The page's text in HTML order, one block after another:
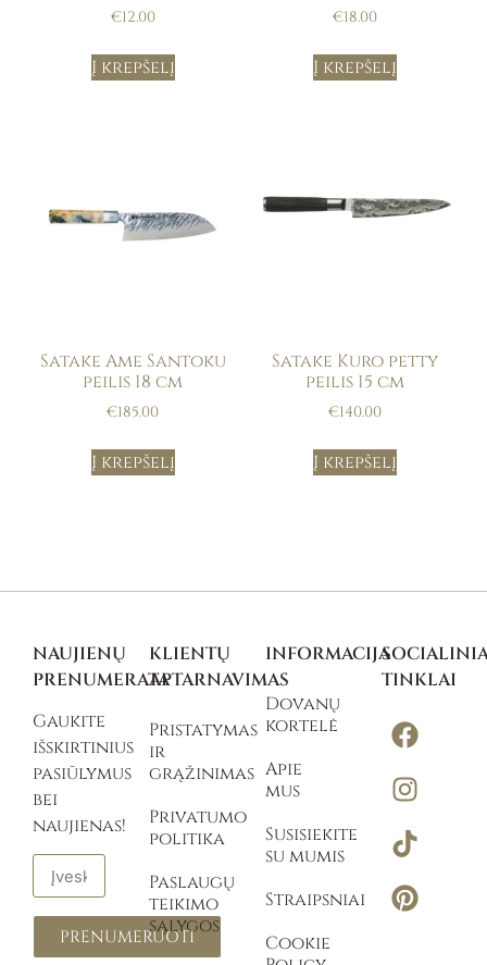
€12.00
Į krepšelį
€18.00
Į krepšelį
Satake Ame Santoku
peilis 18 cm
€185.00
Į krepšelį
Satake Kuro petty
peilis 15 cm
€140.00
Į krepšelį
NAUJIENŲ
PRENUMERATA
Gaukite
išskirtinius
pasiūlymus
bei
naujienas!
PRENUMERUOTI
KLIENTŲ
APTARNAVIMAS
Pristatymas
ir
grąžinimas
Privatumo
politika
Paslaugų
teikimo
sąlygos
INFORMACIJA
Dovanų
kortelė
Apie
mus
Susisiekite
su mumis
Straipsniai
Cookie
TINKLAI